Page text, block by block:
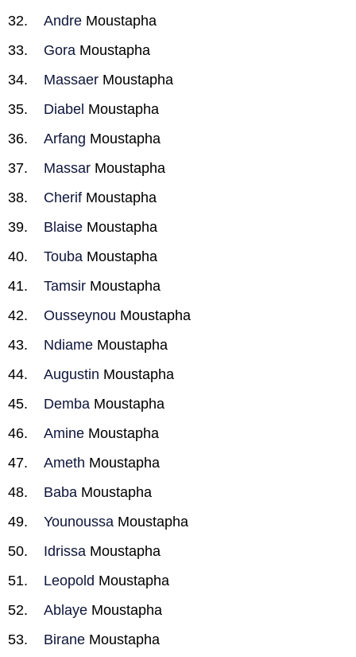
Andre Moustapha
Gora Moustapha
Massaer Moustapha
Diabel Moustapha
Arfang Moustapha
Massar Moustapha
Cherif Moustapha
Blaise Moustapha
Touba Moustapha
Tamsir Moustapha
Ousseynou Moustapha
Ndiame Moustapha
Augustin Moustapha
Demba Moustapha
Amine Moustapha
Ameth Moustapha
Baba Moustapha
Younoussa Moustapha
Idrissa Moustapha
Leopold Moustapha
Ablaye Moustapha
Birane Moustapha